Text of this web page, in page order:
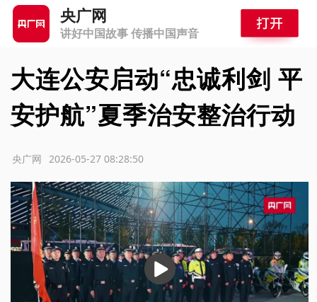
央广网
讲好中国故事 传播中国声音
大连公安启动“忠诚利剑 平
安护航”夏季治安整治行动
2026-05-27 08:28:50
央广网
播
放